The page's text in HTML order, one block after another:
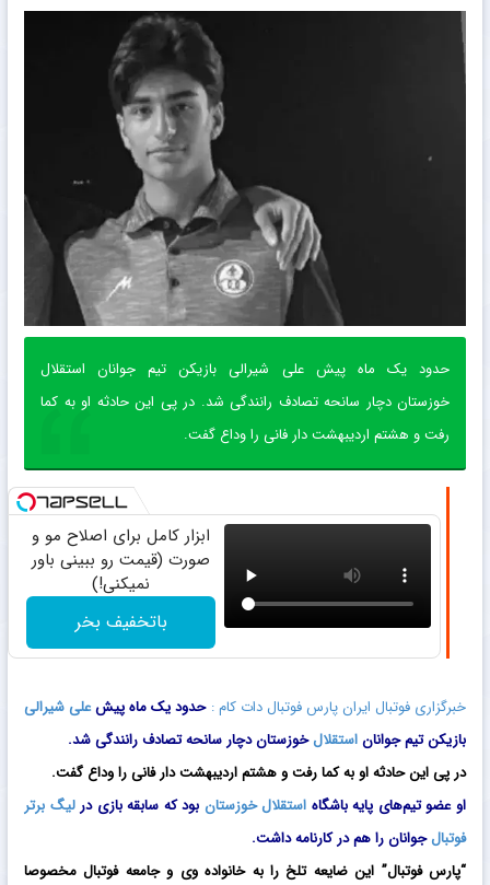
حدود یک ماه پیش علی شیرالی بازیکن تیم جوانان استقلال
خوزستان دچار سانحه تصادف رانندگی شد. در پی این حادثه او به کما
رفت و هشتم اردیبهشت دار فانی را وداع گفت.
ابزار کامل برای اصلاح مو و
صورت (قیمت رو ببینی باور
نمیکنی!)
باتخفیف بخر
خبرگزاری فوتبال ایران پارس فوتبال دات کام : حدود یک ماه پیشعلی شیرالی
بازیکن تیم جواناناستقلالخوزستان دچار سانحه تصادف رانندگی شد.
در پی این حادثه او به کما رفت و هشتم اردیبهشت دار فانی را وداع گفت.
او عضو تیم‌های پایه باشگاه استقلال خوزستان بود که سابقه بازی درلیگ برتر
فوتبالجوانان را هم در کارنامه داشت.
“پارس فوتبال” این ضایعه تلخ را به خانواده وی و جامعه فوتبال مخصوصا